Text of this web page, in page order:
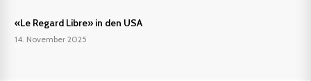
«Le Regard Libre» in den USA
14. November 2025